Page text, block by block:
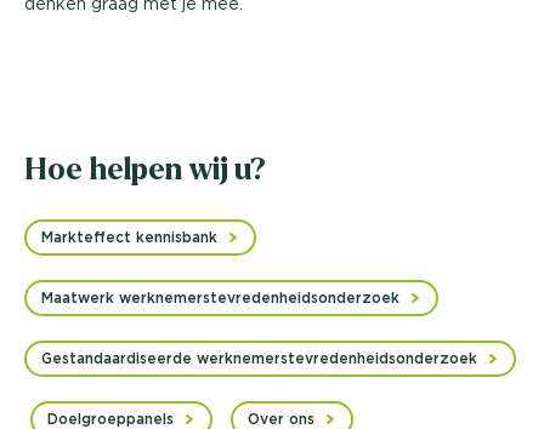
Hoe helpen wij u?
Markteffect kennisbank
Maatwerk werknemerstevredenheidsonderzoek
Gestandaardiseerde werknemerstevredenheidsonderzoek
Doelgroeppanels Over ons